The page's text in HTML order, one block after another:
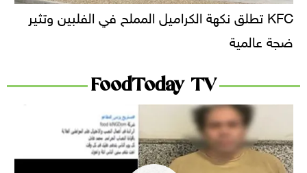
KFC تطلق نكهة الكراميل المملح في الفلبين وتثير
ضجة عالمية
FoodToday TV